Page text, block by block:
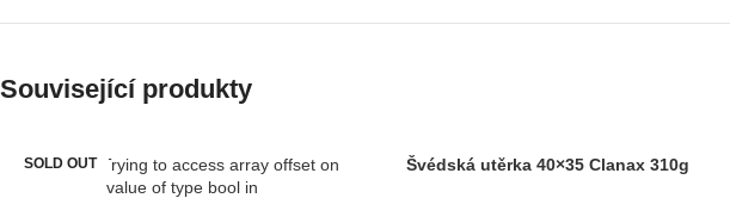
Související produkty
SOLD OUT
Warning: Trying to access array offset on
value of type bool in
Švédská utěrka 40×35 Clanax 310g